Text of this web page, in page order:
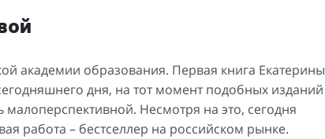
академии образования. Первая книга Екатерины
дня, на тот момент подобных изданий
Несмотря на это, сегодня
работа – бестселлер на российском рынке.